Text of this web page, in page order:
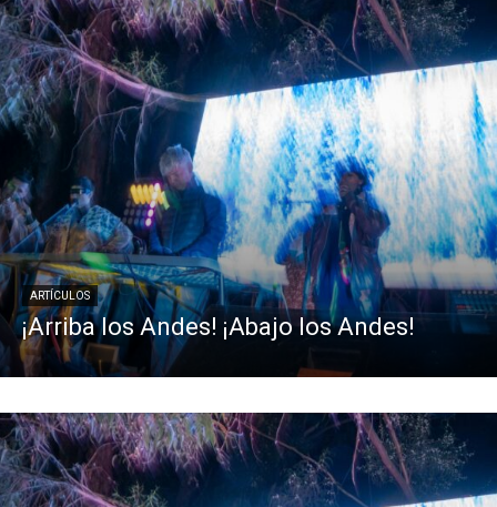
ARTÍCULOS
¡Arriba los Andes! ¡Abajo los Andes!